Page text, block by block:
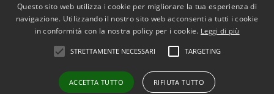
Agenzia per l'Italia
digitale
accessibilità
Dichiarazione di
accessibilità PagoPa
Questo sito web utilizza i cookie per migliorare la tua esperienza di
navigazione. Utilizzando il nostro sito web acconsenti a tutti i cookie
in conformità con la nostra policy per i cookie. Leggi di più
STRETTAMENTE NECESSARI TARGETING
ACCETTA TUTTO RIFIUTA TUTTO